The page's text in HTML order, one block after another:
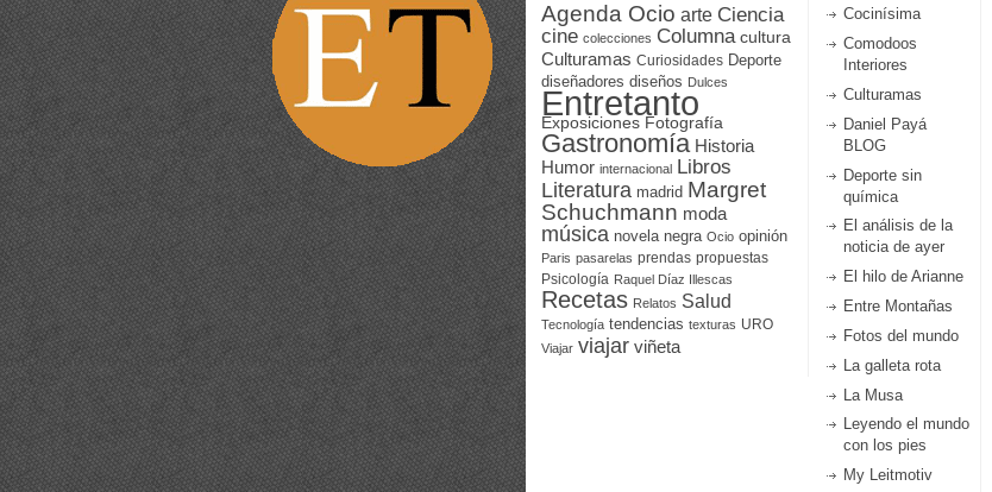
Agenda Ocio arte Ciencia
cine colecciones Columna cultura
Culturamas Curiosidades Deporte
diseñadores diseños Dulces
Entretanto
Exposiciones Fotografía
Gastronomía Historia
Humor internacional Libros
Literatura madrid Margret
Schuchmann moda
música novela negra Ocio opinión
Paris pasarelas prendas propuestas
Psicología Raquel Díaz Illescas
Recetas Relatos Salud
Tecnología tendencias texturas URO
Viajar viajar viñeta
Cocinísima
Comodoos
Interiores
Culturamas
Daniel Payá
BLOG
Deporte sin
química
El análisis de la
noticia de ayer
El hilo de Arianne
Entre Montañas
Fotos del mundo
La galleta rota
La Musa
Leyendo el mundo
con los pies
My Leitmotiv